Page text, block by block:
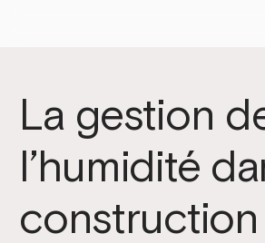
La gestion
l’humidité
construction